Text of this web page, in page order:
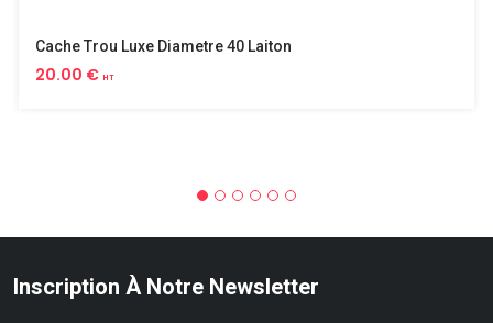
Cache Trou Luxe Diametre 40 Laiton
20.00 € HT
Inscription À Notre Newsletter